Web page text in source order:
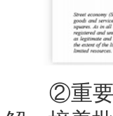
②重要概